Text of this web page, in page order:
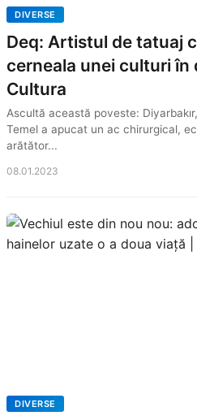
DIVERSE
Deq: Artistul de tatuaj
cerneala unei culturi în
Cultura
Ascultă această poveste:
Temel a apucat un ac chirurgical,
arătător...
08.01.2023
DIVERSE